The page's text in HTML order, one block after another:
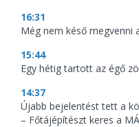
16:31
Még nem késő megvenni
15:44
Egy hétig tartott az égő
14:37
Újabb bejelentést tett a
– Főtájépítészt keres a